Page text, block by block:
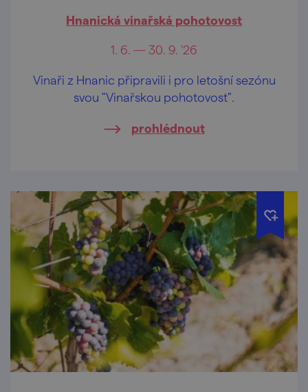
Hnanická vinařská pohotovost
1. 6. — 30. 9. '26
Vinaři z Hnanic připravili i pro letošní sezónu
svou "Vinařskou pohotovost".
prohlédnout